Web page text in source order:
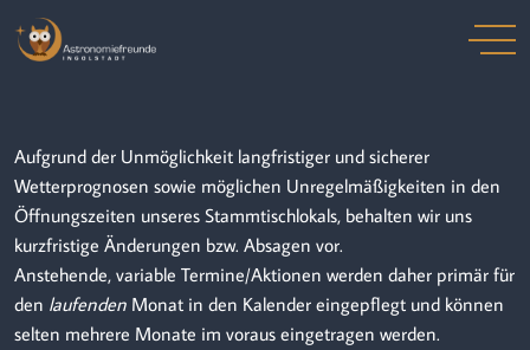
Aufgrund der Unmöglichkeit langfristiger und sicherer
Wetterprognosen sowie möglichen Unregelmäßigkeiten in den
Öffnungszeiten unseres Stammtischlokals, behalten wir uns
kurzfristige Änderungen bzw. Absagen vor.
Anstehende, variable Termine/Aktionen werden daher primär für
den laufenden Monat in den Kalender eingepflegt und können
selten mehrere Monate im voraus eingetragen werden.